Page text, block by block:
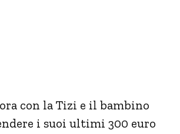
con la Tizi e il bambino
i suoi ultimi 300 euro